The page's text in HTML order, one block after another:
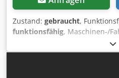
Zustand: gebraucht,
funktionsfähig, Maschinen-/
,
Erstzulassung:07/1999,
,